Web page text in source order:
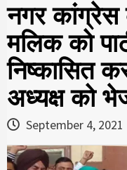
नगर
मलिक को
निष्कासित
अध्यक्ष को
September 4, 2021